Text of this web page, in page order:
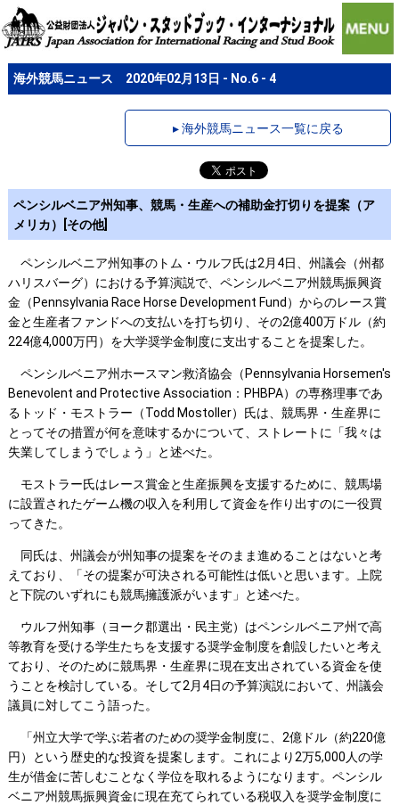
海外競馬ニュース 2020年02月13日 - No.6 - 4
▸ 海外競馬ニュース一覧に戻る
ペンシルベニア州知事、競馬・生産への補助金打切りを提案（ア
メリカ）[その他]
ペンシルベニア州知事のトム・ウルフ氏は2月4日、州議会（州都
ハリスバーグ）における予算演説で、ペンシルベニア州競馬振興資
金（Pennsylvania Race Horse Development Fund）からのレース賞
金と生産者ファンドへの支払いを打ち切り、その2億400万ドル（約
224億4,000万円）を大学奨学金制度に支出することを提案した。
ペンシルベニア州ホースマン救済協会（Pennsylvania Horsemen's
Benevolent and Protective Association：PHBPA）の専務理事であ
るトッド・モストラー（Todd Mostoller）氏は、競馬界・生産界に
とってその措置が何を意味するかについて、ストレートに「我々は
失業してしまうでしょう」と述べた。
モストラー氏はレース賞金と生産振興を支援するために、競馬場
に設置されたゲーム機の収入を利用して資金を作り出すのに一役買
ってきた。
同氏は、州議会が州知事の提案をそのまま進めることはないと考
えており、「その提案が可決される可能性は低いと思います。上院
と下院のいずれにも競馬擁護派がいます」と述べた。
ウルフ州知事（ヨーク郡選出・民主党）はペンシルベニア州で高
等教育を受ける学生たちを支援する奨学金制度を創設したいと考え
ており、そのために競馬界・生産界に現在支出されている資金を使
うことを検討している。そして2月4日の予算演説において、州議会
議員に対してこう語った。
「州立大学で学ぶ若者のための奨学金制度に、2億ドル（約220億
円）という歴史的な投資を提案します。これにより2万5,000人の学
生が借金に苦しむことなく学位を取れるようになります。ペンシル
ベニア州競馬振興資金に現在充てられている税収入を奨学金制度に